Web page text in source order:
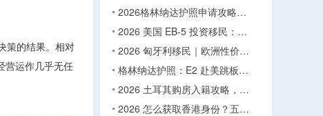
策的结果。相对
营运作几乎无任
2026格林纳达护照申请攻略…
2026 美国 EB-5 投资移民：…
2026 匈牙利移民｜欧洲性价…
格林纳达护照：E2 赴美跳板…
2026 土耳其购房入籍攻略，…
2026 怎么获取香港身份？五…